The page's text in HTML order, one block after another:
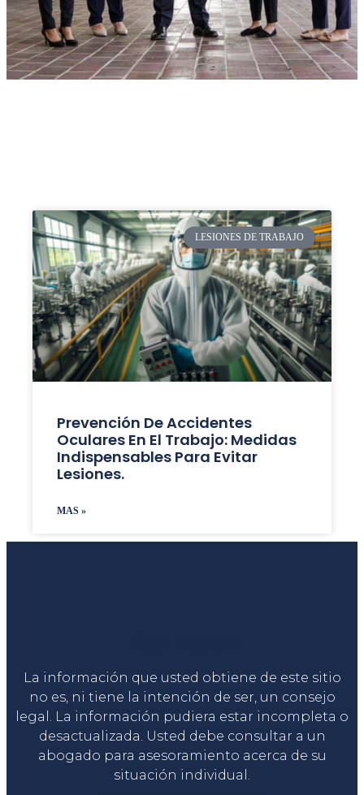
LESIONES DE TRABAJO
Prevención De Accidentes
Oculares En El Trabajo: Medidas
Indispensables Para Evitar
Lesiones.
MAS »
La información que usted obtiene de este sitio
no es, ni tiene la intención de ser, un consejo
legal. La información pudiera estar incompleta o
desactualizada. Usted debe consultar a un
abogado para asesoramiento acerca de su
situación individual.